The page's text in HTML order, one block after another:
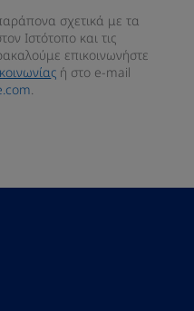
σχετικά με τα
Ιστότοπο και τις
επικοινωνήστε
ς ή στο e-mail
.